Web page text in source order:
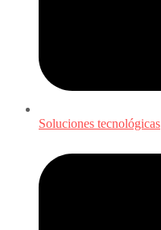
Soluciones tecnológicas